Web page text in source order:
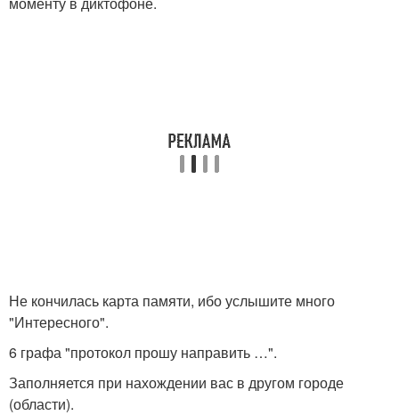
Не кончилась карта памяти, ибо услышите много
"Интересного".
6 графа "протокол прошу направить …".
Заполняется при нахождении вас в другом городе
(области).